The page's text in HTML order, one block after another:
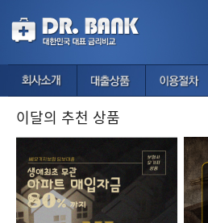
이달의 추천 상품